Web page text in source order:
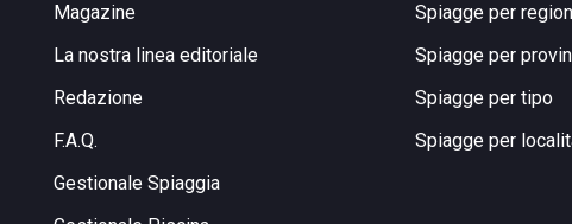
Magazine
La nostra linea editoriale
Redazione
F.A.Q.
Gestionale Spiaggia
Spiagge per
Spiagge per
Spiagge per tipo
Spiagge per